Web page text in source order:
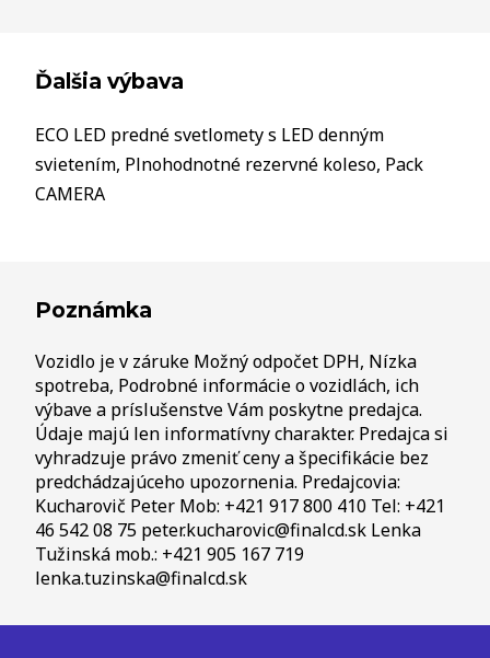
Ďalšia výbava
ECO LED predné svetlomety s LED denným
svietením, Plnohodnotné rezervné koleso, Pack
CAMERA
Poznámka
Vozidlo je v záruke Možný odpočet DPH, Nízka
spotreba, Podrobné informácie o vozidlách, ich
výbave a príslušenstve Vám poskytne predajca.
Údaje majú len informatívny charakter. Predajca si
vyhradzuje právo zmeniť ceny a špecifikácie bez
predchádzajúceho upozornenia. Predajcovia:
Kucharovič Peter Mob: +421 917 800 410 Tel: +421
46 542 08 75 peter.kucharovic@finalcd.sk Lenka
Tužinská mob.: +421 905 167 719
lenka.tuzinska@finalcd.sk